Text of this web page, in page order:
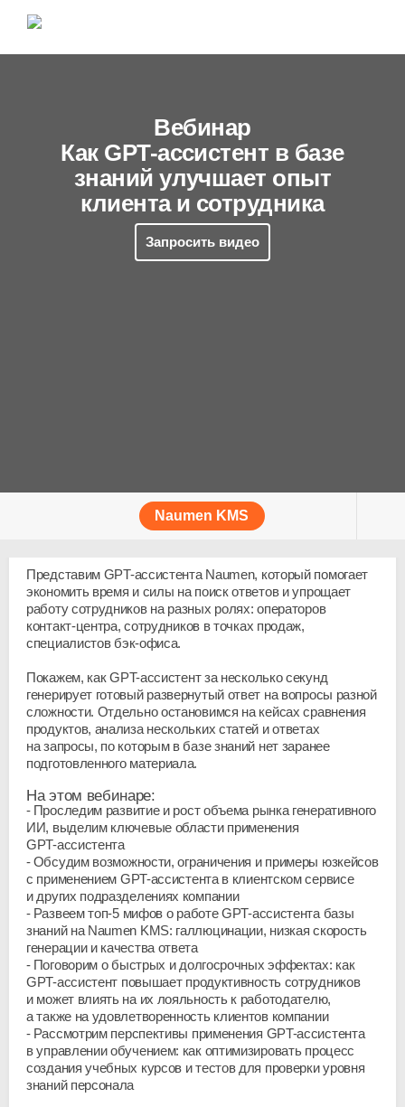
Вебинар
Как GPT-ассистент в базе
знаний улучшает опыт
клиента и сотрудника
Запросить видео
Naumen KMS
Представим GPT-ассистентаNaumen, который помогает
экономить время и силы на поиск ответов и упрощает
работу сотрудников на разных ролях: операторов
контакт-центра, сотрудников в точках продаж,
специалистов бэк-офиса.
Покажем, какGPT-ассистентза несколько секунд
генерирует готовый развернутый ответ на вопросы разной
сложности. Отдельно остановимся на кейсах сравнения
продуктов, анализа нескольких статей и ответах
на запросы, по которым в базе знаний нет заранее
подготовленного материала.
На этом вебинаре:
Проследим развитие и рост объема рынка генеративного
ИИ, выделим ключевые области применения
GPT-ассистента
Обсудим возможности, ограничения и примеры юзкейсов
c применением GPT-ассистентав клиентском сервисе
и других подразделениях компании
Развеемтоп-5мифов о работеGPT-ассистентабазы
знаний на Naumen KMS: галлюцинации, низкая скорость
генерации и качества ответа
Поговорим о быстрых и долгосрочных эффектах: как
GPT-ассистент повышает продуктивность сотрудников
и может влиять на их лояльность к работодателю,
а также на удовлетворенность клиентов компании
Рассмотрим перспективы применения GPT-ассистента
в управлении обучением: как оптимизировать процесс
создания учебных курсов и тестов для проверки уровня
знаний персонала